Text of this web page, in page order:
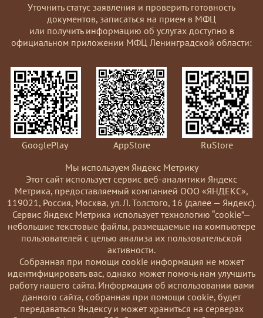
Уточнить статус заявления и проверить готовность
документов, записаться на прием в МФЦ
или получить информацию об услугах доступно в
официальном приложении МФЦ Ленинградской области:
GooglePlay AppStore
RuStore
Мы используем Яндекс Метрику
Этот сайт использует сервис веб-аналитики Яндекс
Метрика, предоставляемый компанией ООО «ЯНДЕКС»,
119021, Россия, Москва, ул. Л. Толстого, 16 (далее — Яндекс).
Сервис Яндекс Метрика использует технологию “cookie”—
небольшие текстовые файлы, размещаемые на компьютере
пользователей с целью анализа их пользовательской
активности.
Coбранная при помощи cookie информация не может
идентифицировать вас, однако может помочь нам улучшить
работу нашего сайта. Информация об использовании вами
данного сайта, собранная при помощи cookie, будет
передаваться Яндексу и может храниться на серверах